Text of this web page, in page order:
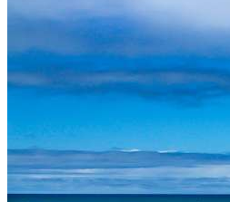
Weitere Fotoblogs
Über mich
Impressum
Datenschutz
TAG CLOUD